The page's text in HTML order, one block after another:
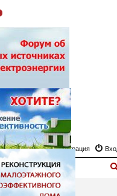
Регистрация